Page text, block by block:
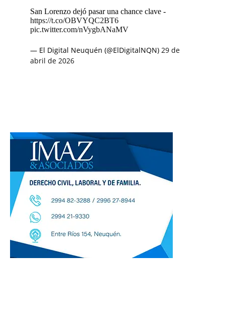
San Lorenzo dejó pasar una chance clave -
https://t.co/OBVYQC2BT6
pic.twitter.com/nVygbANaMV
— El Digital Neuquén (@ElDigitalNQN) 29 de
abril de 2026